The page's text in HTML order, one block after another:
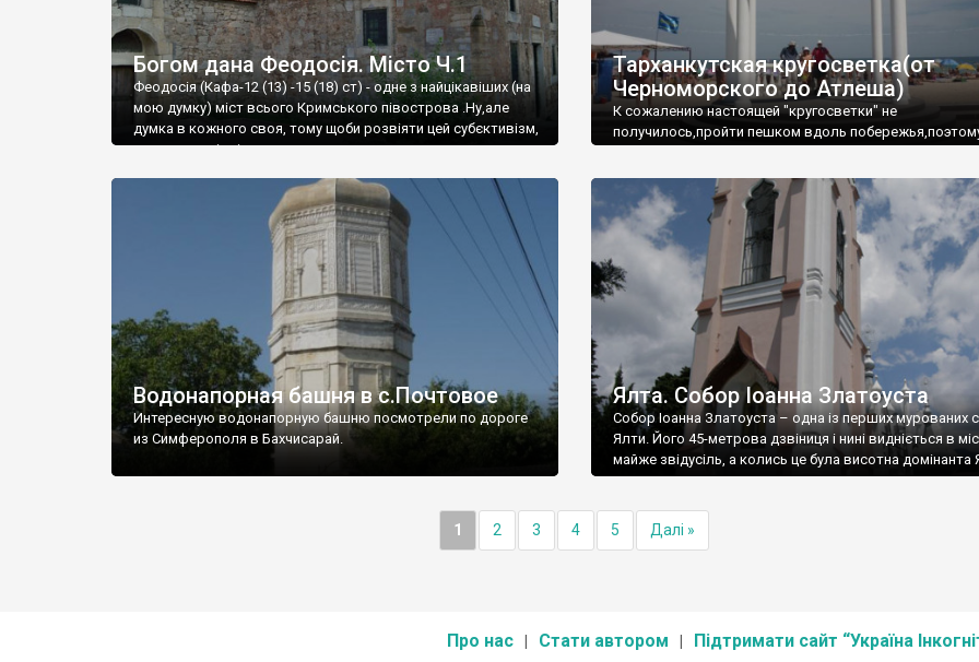
Богом дана Феодосія. Місто Ч.1
Феодосія (Кафа-12 (13) -15 (18) ст) - одне з найцікавіших (на
мою думку) міст всього Кримського півострова .Ну,але
думка в кожного своя, тому щоби розвіяти цей субєктивізм,
запрошую відвідати це
Тарханкутская кругосветка(от
Черноморского до Атлеша)
К сожалению настоящей "кругосветки" не
получилось,пройти пешком вдоль
Водонапорная башня в с.Почтовое
Интересную водонапорную башню посмотрели по дороге
из Симферополя в Бахчисарай.
Ялта. Собор Іоанна Златоуста
Собор Іоанна Златоуста – одна із перших мурованих
Ялти. Його 45-метрова дзвіниця і нині видніється в
майже звідусіль, а колись це була висотна домінанта
1 2 3 4 5 Далі »
Про нас Стати автором Підтримати сайт “Україна